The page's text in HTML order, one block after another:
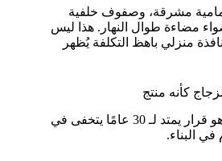
مشرقة، وصفوف خلفية
مضاءة طوال النهار. هذا ليس
منزلي باهظ التكلفة يُظهر
كأنه منتج
تركيب الزجاج في الكليات هو قرار يمتد لـ 30 عامًا يتخفى في
البناء.